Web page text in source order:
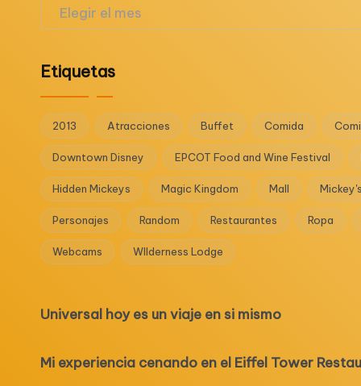
Archivos
Etiquetas
2013 Atracciones Buffet Comida
Downtown Disney EPCOT Food and Wine Festival
Hidden Mickeys Magic Kingdom Mall
Personajes Random Restaurantes Ropa
Webcams WIlderness Lodge
Universal hoy es un viaje en si mismo
Mi experiencia cenando en el Eiffel Tower